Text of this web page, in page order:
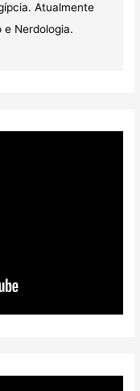
Atualmente
e Nerdologia.